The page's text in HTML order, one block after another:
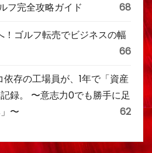
フ完全攻略ガイド 68
ゴルフ転売でビジネスの幅
66
存の工場員が、1年で「資産
録。 〜意志力0でも勝手に足
〜
62